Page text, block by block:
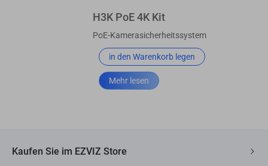
H3K PoE 4K Kit
PoE-Kamerasicherheitssystem
in den Warenkorb legen
Mehr lesen
Kaufen Sie im EZVIZ Store